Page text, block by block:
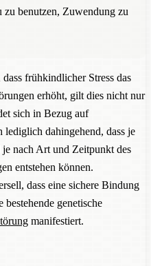
zu benutzen, Zuwendung zu
frühkindlicher Stress das
erhöht, gilt dies nicht nur
sich in Bezug auf
lediglich dahingehend, dass je
nach Art und Zeitpunkt des
entstehen können.
dass eine sichere Bindung
genetische
manifestiert.